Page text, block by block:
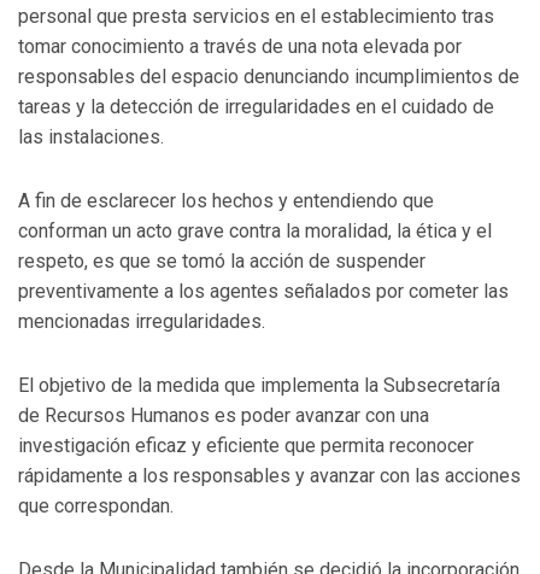
personal que presta servicios en el establecimiento tras
tomar conocimiento a través de una nota elevada por
responsables del espacio denunciando incumplimientos de
tareas y la detección de irregularidades en el cuidado de
las instalaciones.
A fin de esclarecer los hechos y entendiendo que
conforman un acto grave contra la moralidad, la ética y el
respeto, es que se tomó la acción de suspender
preventivamente a los agentes señalados por cometer las
mencionadas irregularidades.
El objetivo de la medida que implementa la Subsecretaría
de Recursos Humanos es poder avanzar con una
investigación eficaz y eficiente que permita reconocer
rápidamente a los responsables y avanzar con las acciones
que correspondan.